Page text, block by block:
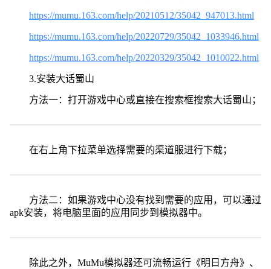
https://mumu.163.com/help/20210512/35042_947013.html
https://mumu.163.com/help/20220729/35042_1033946.html
https://mumu.163.com/help/20220329/35042_1010022.html
3.安装大话蜀山
方法一：打开游戏中心或直接在搜索框搜索大话蜀山；
在右上角下拉菜单选择需要的渠道服进行下载；
方法二：如果游戏中心没有找到需要的应用，可以通过
apk安装，将电脑里面的应用同步到模拟器中。
除此之外，MuMu模拟器还可流畅运行《明日方舟》、